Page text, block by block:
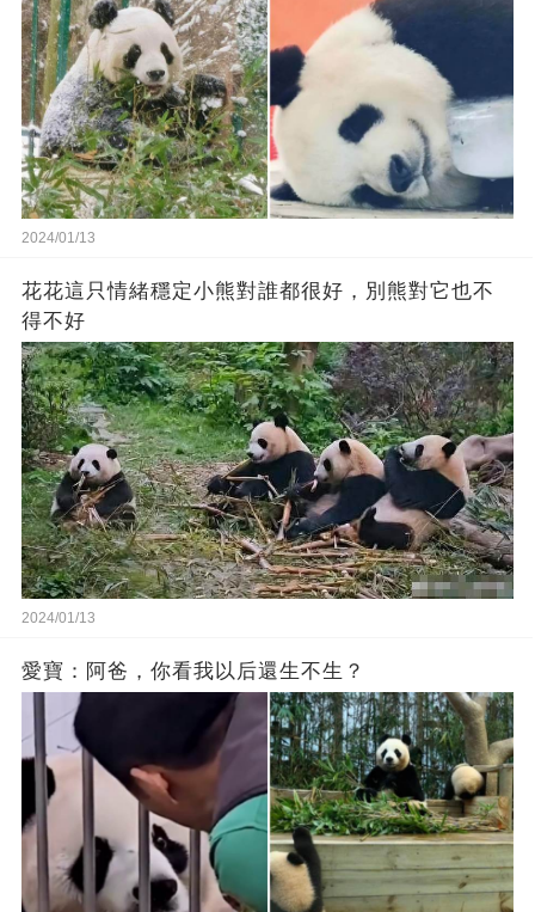
2024/01/13
花花這只情緒穩定小熊對誰都很好，別熊對它也不
得不好
2024/01/13
愛寶：阿爸，你看我以后還生不生？